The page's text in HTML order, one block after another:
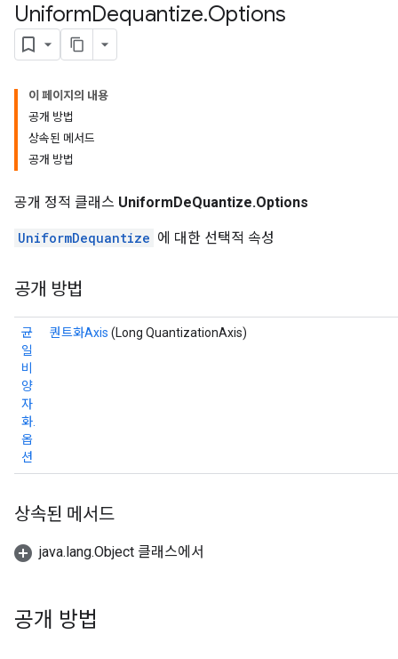
UniformDequantize.Options
이 페이지의 내용
공개 방법
상속된 메서드
공개 방법
공개 정적 클래스 UniformDeQuantize.Options
UniformDequantize 에 대한 선택적 속성
공개 방법
균
일
비
양
자
화.
옵
션
퀀트화Axis (Long QuantizationAxis)
상속된 메서드
java.lang.Object 클래스에서
공개 방법